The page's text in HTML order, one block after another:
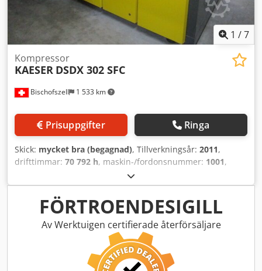
1 /7
Bischofszell 1 533 km
Kompressor
KAESER DSDX 302 SFC
Prisuppgifter Ringa
Skick: mycket bra (begagnad), Tillverkningsår: 2011,
drifttimmar: 70 792 h, maskin-/fordonsnummer: 1001,
Artikelnummer: DSDX.2C Utrustning / ytterligare uppgifter:
Dodpfx Acoyhpppofjkr Kompressorn är vattenkyld och har
värmeåtervinning. Märkeffekt: 160,0 kW Motorvarvtal: 1500
varv/min Max. driftövertryck: 8,5 bar
Omgivningstemperatur: 3°C/45°C
FÖRTROENDESIGILL
Av Werktuigen certifierade återförsäljare